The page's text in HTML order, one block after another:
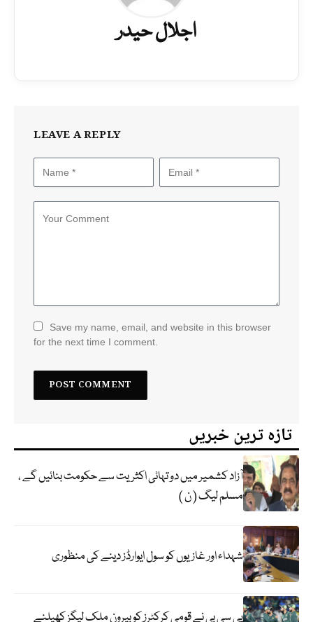
اجلال حیدر
LEAVE A REPLY
Save my name, email, and website in this browser
for the next time I comment.
تازہ ترین خبریں
آزاد کشمیر میں دو تہائی اکثریت سے حکومت بنائیں گے ،
مسلم لیگ ( ن )
شہداء اور غازیوں کو سول ایوارڈز دینے کی منظوری
پی سی بی نے قومی کرکٹرز کو بیرون ملک لیگز کھیلنے